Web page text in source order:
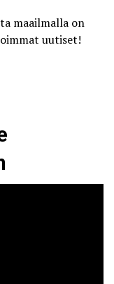
maailmalla on
uutiset!